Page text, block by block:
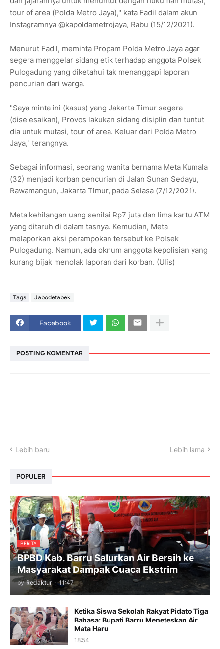
tour of area (Polda Metro Jaya)," kata Fadil dalam akun
Instagramnya @kapoldametrojaya, Rabu (15/12/2021).
Menurut Fadil, meminta Propam Polda Metro Jaya agar
segera menggelar sidang etik terhadap anggota Polsek
Pulogadung yang diketahui tak menanggapi laporan
pencurian dari warga.
"Saya minta ini (kasus) yang Jakarta Timur segera
(diselesaikan), Provos lakukan sidang disiplin dan tuntut
dia untuk mutasi, tour of area. Keluar dari Polda Metro
Jaya," terangnya.
Sebagai informasi, seorang wanita bernama Meta Kumala
(32) menjadi korban pencurian di Jalan Sunan Sedayu,
Rawamangun, Jakarta Timur, pada Selasa (7/12/2021).
Meta kehilangan uang senilai Rp7 juta dan lima kartu ATM
yang ditaruh di dalam tasnya. Kemudian, Meta
melaporkan aksi perampokan tersebut ke Polsek
Pulogadung. Namun, ada oknum anggota kepolisian yang
kurang bijak menolak laporan dari korban. (Ulis)
Tags Jabodetabek
Facebook
POSTING KOMENTAR
Lebih baru Lebih lama
POPULER
BERITA
BPBD Kab. Barru Salurkan Air Bersih ke
Masyarakat Dampak Cuaca Ekstrim
by Redaktur - 11:47
Ketika Siswa Sekolah Rakyat Pidato Tiga
Bahasa: Bupati Barru Meneteskan Air
Mata Haru
18:54